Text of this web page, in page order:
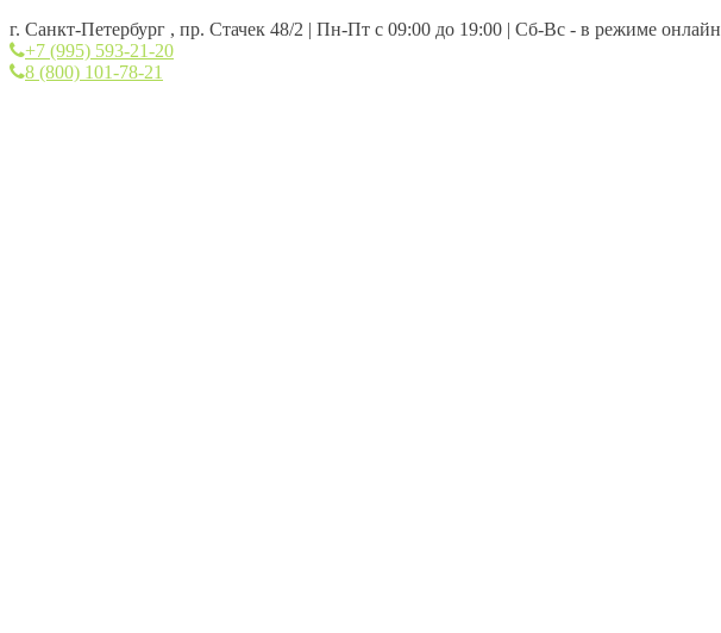
г. Санкт-Петербург , пр. Стачек 48/2 | Пн-Пт с 09:00 до 19:00 | Сб-Вс - в режиме онлайн
+7 (995) 593-21-20
8 (800) 101-78-21